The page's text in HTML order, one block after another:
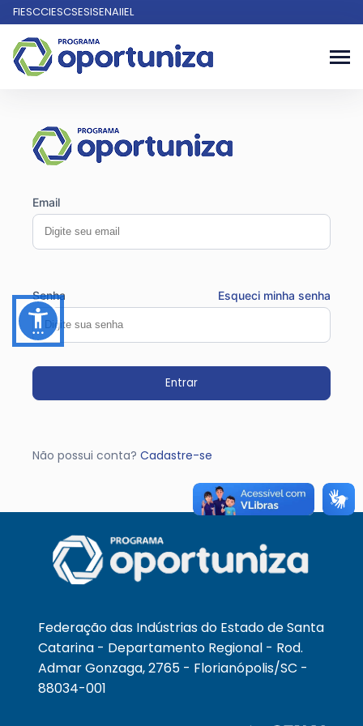
FIESCCIESCSESISENAIIEL
Email
Senha Esqueci minha senha
Entrar
Não possui conta? Cadastre-se
Federação das Indústrias do Estado de Santa
Catarina - Departamento Regional - Rod.
Admar Gonzaga, 2765 - Florianópolis/SC -
88034-001